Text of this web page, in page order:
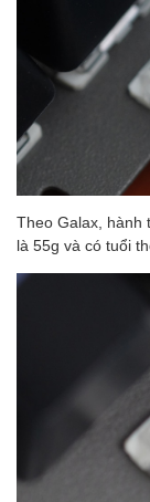
Theo Galax, hành
là 55g và có tuổi